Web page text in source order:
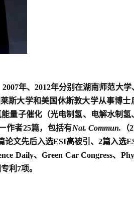
2007年、2012年分别在湖南师范大学
斯大学和美国休斯敦大学从事博士
量子催化（光电制氢、电解水制氢
作者25篇，包括有Nat. Commun. （2
论文先后入选ESI高被引、 2篇入选
Daily、Green Car Congress、
利 7项。